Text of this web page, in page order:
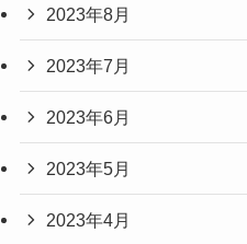
2023年8月
2023年7月
2023年6月
2023年5月
2023年4月